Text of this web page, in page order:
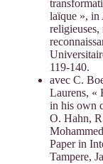
laïque »,
119-140.
avec C.
Laurens, «
in his own
O. Hahn,
Paper in
Tampere,